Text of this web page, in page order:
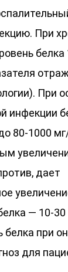
При
При
инфекции
80-1000
дает
— 10-
при
для